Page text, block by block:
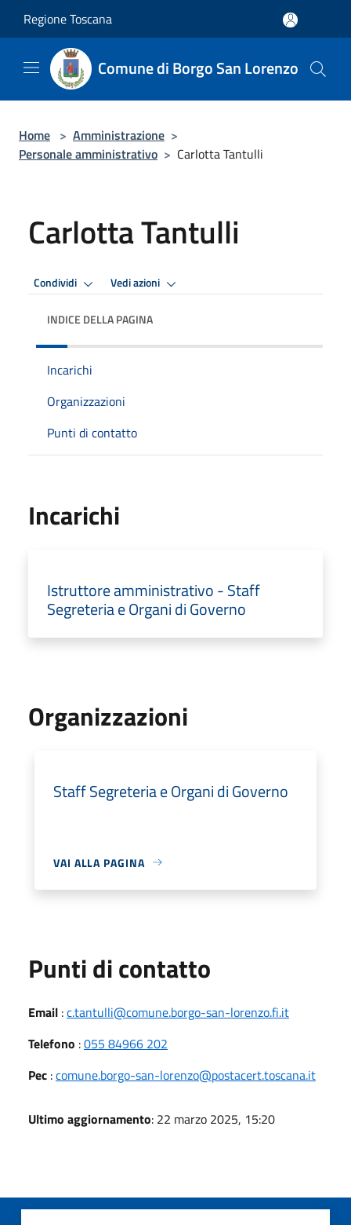
Regione Toscana
Comune di Borgo San Lorenzo
Home > Amministrazione >
Personale amministrativo > Carlotta Tantulli
Carlotta Tantulli
Condividi Vedi azioni
INDICE DELLA PAGINA
Incarichi
Organizzazioni
Punti di contatto
Incarichi
Istruttore amministrativo - Staff
Segreteria e Organi di Governo
Organizzazioni
Staff Segreteria e Organi di Governo
VAI ALLA PAGINA
Punti di contatto
Email :c.tantulli@comune.borgo-san-lorenzo.fi.it
Telefono :055 84966 202
Pec :comune.borgo-san-lorenzo@postacert.toscana.it
Ultimo aggiornamento: 22 marzo 2025, 15:20